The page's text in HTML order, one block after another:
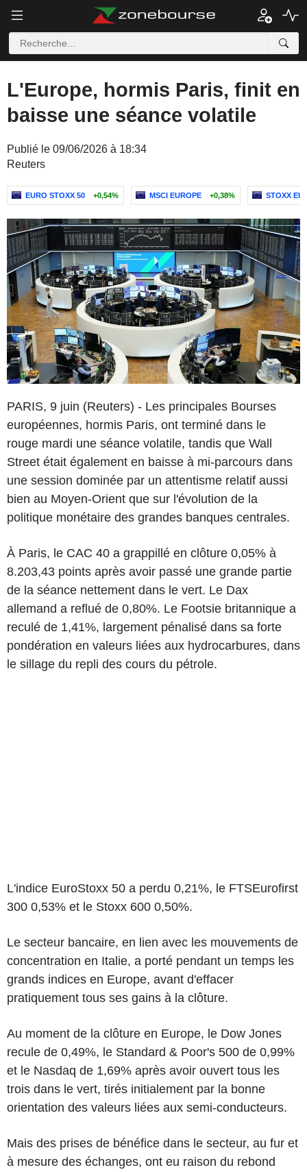
L'Europe, hormis Paris, finit en
baisse une séance volatile
Publié le 09/06/2026 à 18:34
Reuters
EURO STOXX 50 +0,54% MSCI EUROPE +0,38% STOXX
PARIS, 9 juin (Reuters) - Les principales Bourses
européennes, hormis Paris, ont terminé dans le
rouge mardi une séance volatile, tandis que Wall
Street était également en baisse à mi-parcours dans
une session dominée par un attentisme relatif aussi
bien au Moyen-Orient que sur l'évolution de la
politique monétaire des grandes banques centrales.
À Paris, le CAC 40 a grappillé en clôture 0,05% à
8.203,43 points après avoir passé une grande partie
de la séance nettement dans le vert. Le Dax
allemand a reflué de 0,80%. Le Footsie britannique a
reculé de 1,41%, largement pénalisé dans sa forte
pondération en valeurs liées aux hydrocarbures, dans
le sillage du repli des cours du pétrole.
L'indice EuroStoxx 50 a perdu 0,21%, le FTSEurofirst
300 0,53% et le Stoxx 600 0,50%.
Le secteur bancaire, en lien avec les mouvements de
concentration en Italie, a porté pendant un temps les
grands indices en Europe, avant d'effacer
pratiquement tous ses gains à la clôture.
Au moment de la clôture en Europe, le Dow Jones
recule de 0,49%, le Standard & Poor's 500 de 0,99%
et le Nasdaq de 1,69% après avoir ouvert tous les
trois dans le vert, tirés initialement par la bonne
orientation des valeurs liées aux semi-conducteurs.
Mais des prises de bénéfice dans le secteur, au fur et
à mesure des échanges, ont eu raison du rebond